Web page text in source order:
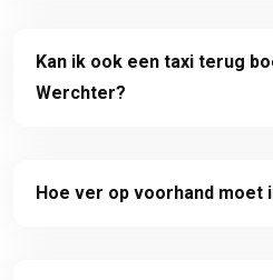
Kan ik ook een taxi terug
Werchter?
Hoe ver op voorhand moet